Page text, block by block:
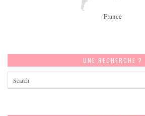
France
UNE RECHERCHE ?